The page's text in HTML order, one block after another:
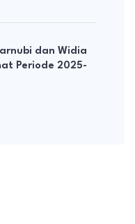
dan Widia
Periode 2025-